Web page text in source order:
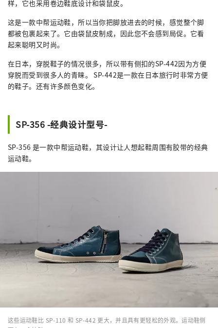
样，它也采用卷边鞋底设计和袋鼠皮。
这是一款中帮运动鞋，所以当你把脚放进去的时候，感觉整个脚
都被包裹起来了。它由袋鼠皮制成，因此您不会感到局促。它看
起来聪明又时尚。
在日本，穿脱鞋子的情况很多，所以带有侧扣的SP-442因为方便
穿脱而受到很多人的青睐。 SP-442是一款在日本旅行时非常方便
的鞋子。还有许多颜色变化。
SP-356 -经典设计型号-
SP-356 是一款中帮运动鞋，其设计让人想起鞋周围有胶带的经典
运动鞋。
这些运动鞋比 SP-110 和 SP-442 更大，并且具有更轻松的外观。运动鞋侧